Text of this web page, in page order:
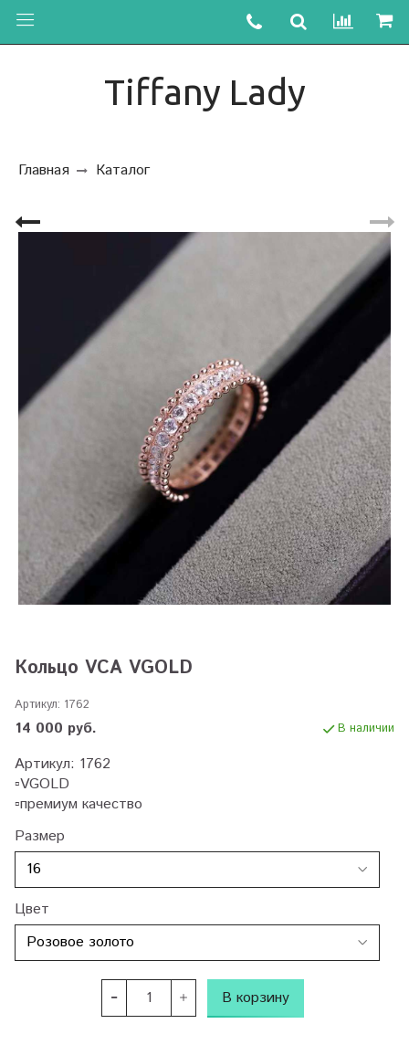
Tiffany Lady
Главная Каталог
Кольцо VCA VGOLD
Артикул: 1762
14 000 руб. В наличии
Артикул: 1762
▫️VGOLD
▫️премиум качество
Размер
Цвет
В корзину